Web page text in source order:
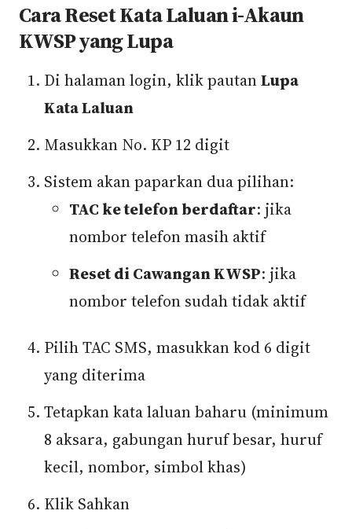
Cara Reset Kata Laluan i-Akaun
KWSP yang Lupa
Di halaman login, klik pautanLupa
Kata Laluan
Masukkan No. KP 12 digit
Sistem akan paparkan dua pilihan:
TAC ke telefon berdaftar: jika
nombor telefon masih aktif
Reset di Cawangan KWSP: jika
nombor telefon sudah tidak aktif
Pilih TAC SMS, masukkan kod 6 digit
yang diterima
Tetapkan kata laluan baharu (minimum
8 aksara, gabungan huruf besar, huruf
kecil, nombor, simbol khas)
Klik Sahkan